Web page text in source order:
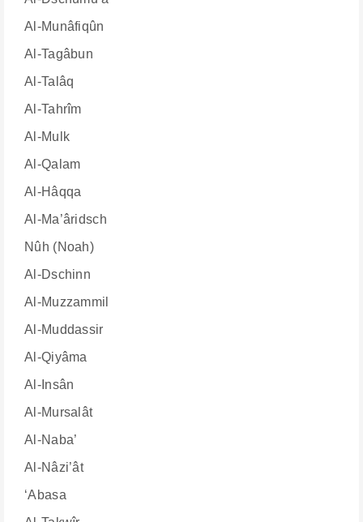
Al-Munâfiqûn
Al-Tagâbun
Al-Talâq
Al-Tahrîm
Al-Mulk
Al-Qalam
Al-Hâqqa
Al-Ma’âridsch
Nûh (Noah)
Al-Dschinn
Al-Muzzammil
Al-Muddassir
Al-Qiyâma
Al-Insân
Al-Mursalât
Al-Naba’
Al-Nâzi’ât
‘Abasa